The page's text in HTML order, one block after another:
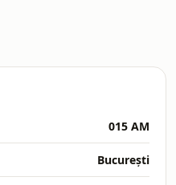
015 AM
București